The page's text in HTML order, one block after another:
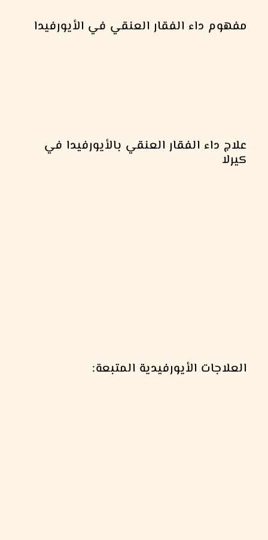
مفهوم داء الفقار العنقي في الأيورفيدا
علاج داء الفقار العنقي بالأيورفيدا في
كيرلا
العلاجات الأيورفيدية المتبعة: